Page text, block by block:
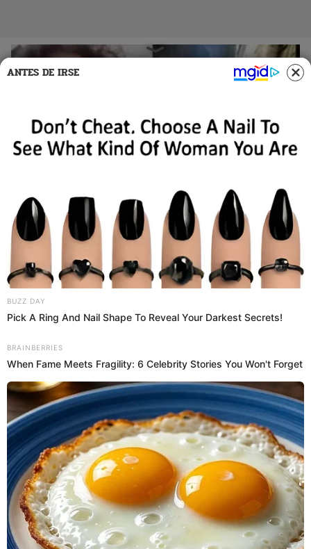
14 Feb 2023 | 19:19 h
Poder Judicial ordenan captura internacional para
estafadora de Daddy Yankee
El Poder Judicial dispuso a la policía y a la Interpol la ubicación y
captura de Pamela Cabanillas por estafar con entradas falsas para
los conciertos de los cantantes Daddy Yankee, Bad Bunny y otros.
Actualidad El Popular
Daddy Yankee
14 Feb 2023 | 14:31 h
"Golpeaban a la gente y nos amedrentaron":
ANTES DE IRSE